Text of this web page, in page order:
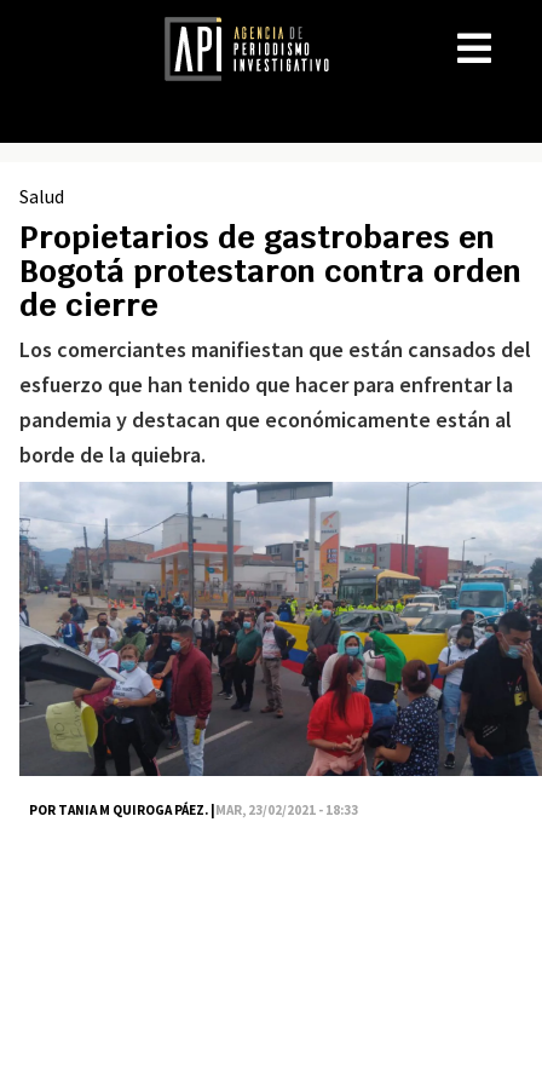
Salud
Propietarios de gastrobares en
Bogotá protestaron contra orden
de cierre
Los comerciantes manifiestan que están cansados del
esfuerzo que han tenido que hacer para enfrentar la
pandemia y destacan que económicamente están al
borde de la quiebra.
POR TANIA M QUIROGA PÁEZ. |MAR, 23/02/2021 - 18:33